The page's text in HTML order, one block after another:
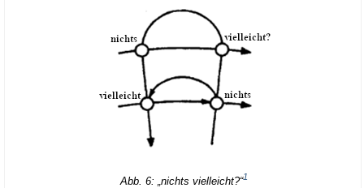
Abb. 6: „nichts viel­leicht?“1